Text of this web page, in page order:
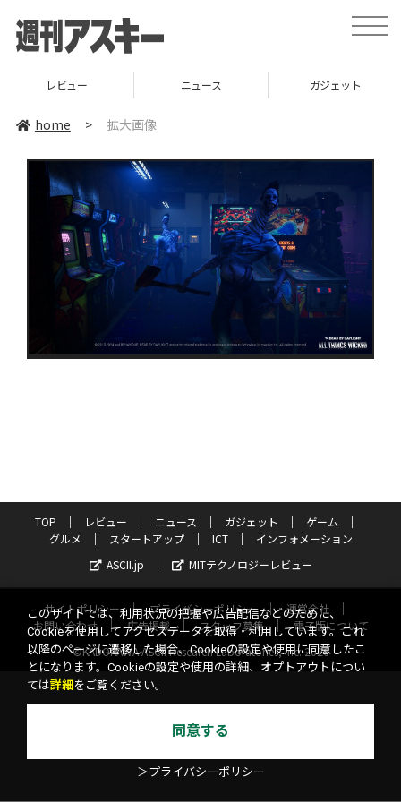
toggle
レビュー ニュース ガジェット
home > 拡大画像
TOP レビュー ニュース ガジェット
ゲーム
グルメ
スタートアップ ICT
インフォメーション
ASCII.jp
MITテクノロジーレビュー
サイトポリシー プライバシーポリシー
運営会社
お問い合わせ
広告掲載 スタッフ募集
電子版について
©KADOKAWA ASCII Research Laboratories, Inc. 2026
このサイトでは、利用状況の把握や広告配信などのために、
Cookieを使用してアクセスデータを取得・利用しています。これ
以降のページに遷移した場合、Cookieの設定や使用に同意したこ
とになります。Cookieの設定や使用の詳細、オプトアウトについ
ては詳細 をご覧ください。
同意する
＞プライバシーポリシー